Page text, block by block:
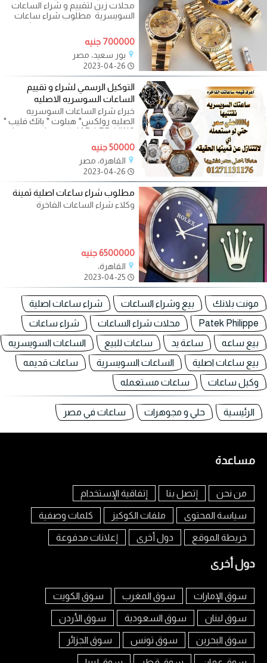
محلات زين لتقييم و شراء الساعات
السويسرية ‎ مطلوب شراء ساعات
اصلية مستعملة قديمة وحديثة هل
تريد
700000 جنيه
بور سعيد، مصر
التوكيل الرسمي لشراء و تقييم
الساعات السوسريه الاصليه
خبراء شراء الساعات السوسريه
الصليه رولكس* هبلوت * باتك فليب *
AB * RB * IWC* شوبارد * تاج هير *
50000 جنيه
القاهرة، مصر
مطلوب شراء ساعات اصلية ثمينة
وكلاء شراء الساعات الفاخرة
6500000 جنيه
القاهرة،
مونت بلانك بيع وشراء الساعات
شراء ساعات اصلية
Patek Philippe
محلات شراء الساعات
شراء ساعات
بيع ساعه
ساعة يد ساعات للبيع
الساعات السويسريه
بيع ساعات اصلية
الساعات السويسرية
ساعات قديمه
وكيل ساعات
ساعات مستعمله
الرئيسية حلي و مجوهرات ساعات في مصر
مساعدة
من نحن إتصل بنا إتفاقية الإستخدام
سياسة المحتوى ملفات الكوكيز كلمات وصفية
خريطة الموقع دول أخرى إعلانات مدفوعة
دول أخرى
سوق الإمارات سوق المغرب سوق الكويت
سوق لبنان سوق السعودية سوق الأردن
سوق البحرين سوق تونس سوق الجزائر